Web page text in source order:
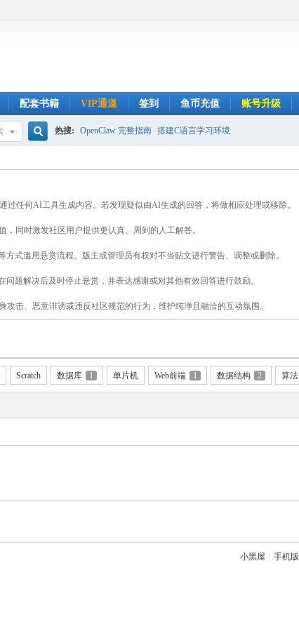
配套书籍 VIP通道 签到 鱼币充值 账号升级
索
热搜: OpenClaw 完整指南 搭建C语言学习环境
任何AI工具生成内容。若发现疑似由AI生成的回答，将做相应处理或移除。
同时激发社区用户提供更认真、周到的人工解答。
式滥用悬赏流程。版主或管理员有权对不当贴文进行警告、调整或删除。
题解决后及时停止悬赏，并表达感谢或对其他有效回答进行鼓励。
击、恶意诽谤或违反社区规范的行为，维护纯净且融洽的互动氛围。
Scratch 数据库 1 单片机 Web前端 1 数据结构 2 算法
小黑屋 手机版